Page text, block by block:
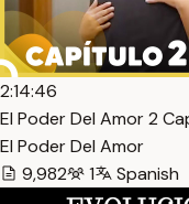
2:14:46
El Poder Del Amor 2
El Poder Del Amor
9,982
1 Spanish